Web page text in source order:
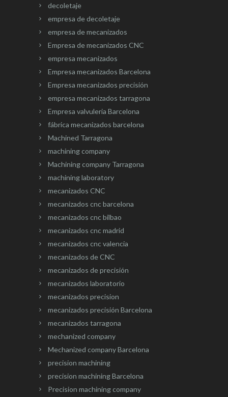
decoletaje
empresa de decoletaje
empresa de mecanizados
Empresa de mecanizados CNC
empresa mecanizados
Empresa mecanizados Barcelona
Empresa mecanizados precisión
empresa mecanizados tarragona
Empresa valvuleria Barcelona
fábrica mecanizados barcelona
Machined Tarragona
machining company
Machining company Tarragona
machining laboratory
mecanizados CNC
mecanizados cnc barcelona
mecanizados cnc bilbao
mecanizados cnc madrid
mecanizados cnc valencia
mecanizados de CNC
mecanizados de precisión
mecanizados laboratorio
mecanizados precision
mecanizados precisión Barcelona
mecanizados tarragona
mechanized company
Mechanized company Barcelona
precision machining
precision machining Barcelona
Precision machining company